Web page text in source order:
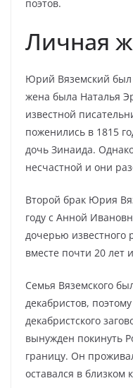
поэтов.
Личная
Юрий Вяземский был
жена была Наталья
известной
поженились в 1815
дочь Зинаида.
несчастной и они
Второй брак Юрия
году с Анной
дочерью известного
вместе почти 20 лет
Семья Вяземского
декабристов,
декабристского
вынужден покинуть
границу. Он
оставался в близком